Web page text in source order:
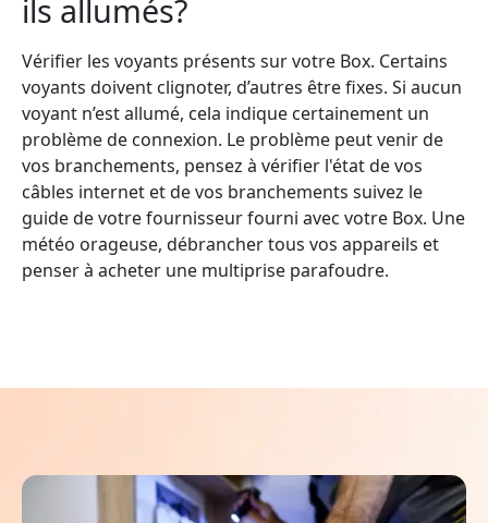
ils allumés?
Vérifier les voyants présents sur votre Box. Certains
voyants doivent clignoter, d’autres être fixes. Si aucun
voyant n’est allumé, cela indique certainement un
problème de connexion. Le problème peut venir de
vos branchements, pensez à vérifier l'état de vos
câbles internet et de vos branchements suivez le
guide de votre fournisseur fourni avec votre Box. Une
météo orageuse, débrancher tous vos appareils et
penser à acheter une multiprise parafoudre.